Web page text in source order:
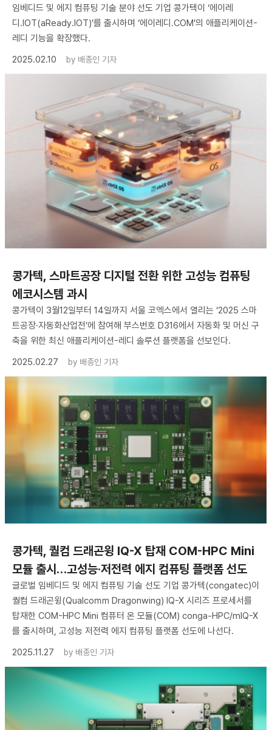
임베디드 및 에지 컴퓨팅 기술 분야 선도 기업 콩가텍이 ‘에이레
디.IOT(aReady.IOT)’를 출시하며 ‘에이레디.COM’의 애플리케이션-
레디 기능을 확장했다.
2025.02.10
by 배종인 기자
콩가텍, 스마트공장 디지털 전환 위한 고성능 컴퓨팅
에코시스템 과시
콩가텍이 3월12일부터 14일까지 서울 코엑스에서 열리는 ‘2025 스마
트공장·자동화산업전’에 참여해 부스번호 D316에서 자동화 및 머신 구
축을 위한 최신 애플리케이션-레디 솔루션 플랫폼을 선보인다.
2025.02.27
by 배종인 기자
콩가텍, 퀄컴 드래곤윙 IQ-X 탑재 COM-HPC Mini
모듈 출시…고성능·저전력 에지 컴퓨팅 플랫폼 선도
글로벌 임베디드 및 에지 컴퓨팅 기술 선도 기업 콩가텍(congatec)이
퀄컴 드래곤윙(Qualco㎜ Dragonwing) IQ-X 시리즈 프로세서를
탑재한 COM-HPC Mini 컴퓨터 온 모듈(COM) conga-HPC/mIQ-X
를 출시하며, 고성능 저전력 에지 컴퓨팅 플랫폼 선도에 나선다.
2025.11.27
by 배종인 기자